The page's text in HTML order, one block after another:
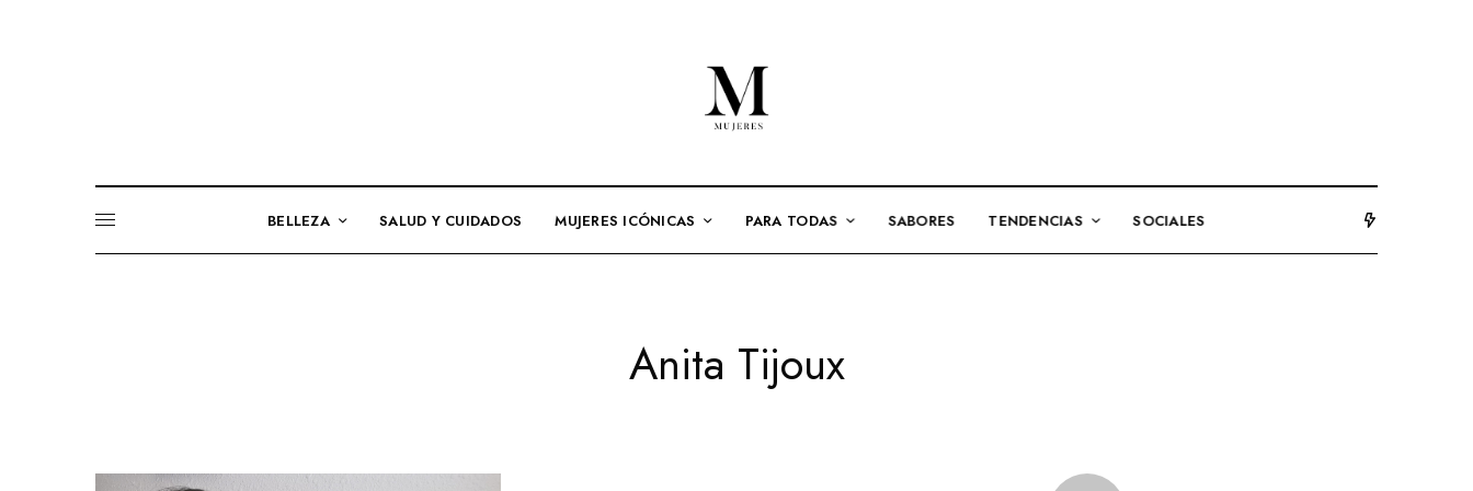
BELLEZA SALUD Y CUIDADOS MUJERES ICÓNICAS PARA TODAS SABORES TENDENCIAS SOCIALES
Anita Tijoux